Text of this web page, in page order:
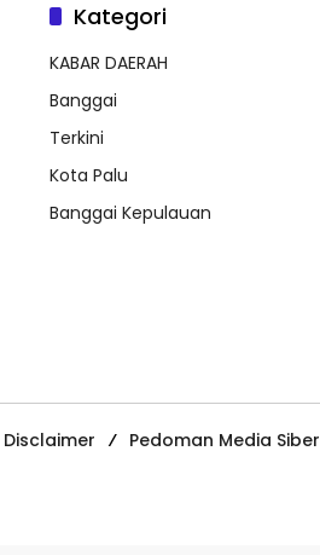
Kategori
KABAR DAERAH
Banggai
Terkini
Kota Palu
Banggai Kepulauan
Disclaimer Pedoman Media Siber